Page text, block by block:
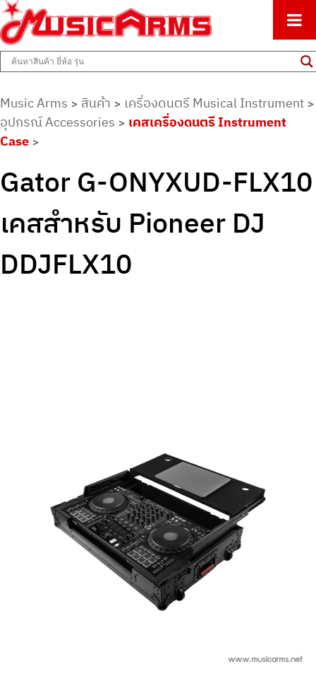
Music Arms
ศูนย์รวมครื่องดนตรีทุกชนิด ตั้งแต่เริ่มต้นถึงมืออาชีพ
Music Arms > สินค้า > เครื่องดนตรี Musical Instrument >
อุปกรณ์ Accessories > เคสเครื่องดนตรี Instrument
Case >
Gator G-ONYXUD-FLX10
เคสสำหรับ Pioneer DJ
DDJFLX10